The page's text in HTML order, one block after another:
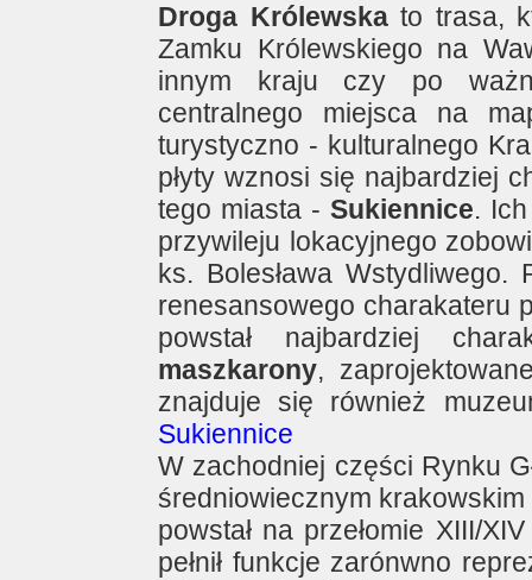
Droga Królewskato trasa,
Zamku Królewskiego na
innym kraju czy po
centralnego miejsca na
turystyczno - kulturalnego
płyty wznosi się najbardziej
tego miasta - Sukiennice.
przywileju lokacyjnego
ks. Bolesława Wstydliwego.
renesansowego charakateru
powstał najbardziej
maszkarony,
znajduje się również
Sukiennice
W zachodniej części Rynku
średniowiecznym
powstał na przełomie XIII/
pełnił funkcje zarónwno